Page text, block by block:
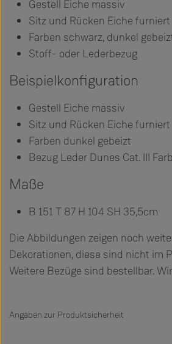
Gestell Eiche massiv
Sitz und Rücken Eiche furniert
Farben schwarz, dunkel
Stoff- oder Lederbezug
Beispielkonfiguration
Gestell Eiche massiv
Sitz und Rücken Eiche furniert
Farben dunkel gebeizt
Bezug Leder Dunes Cat. III
Maße
B 151 T 87 H 104 SH 35,5cm
Die Abbildungen zeigen noch
Dekorationen, diese sind nicht im
Weitere Bezüge sind bestellbar.
Angaben zur Produktsicherheit